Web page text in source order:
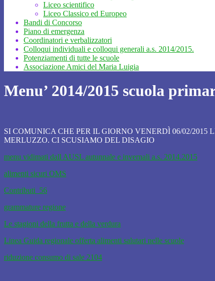
Liceo scientifico
Liceo Classico ed Europeo
Bandi di Concorso
Piano di emergenza
Coordinatori e verbalizzatori
Colloqui individuali e colloqui generali a.s. 2014/2015.
Potenziamenti di tutte le scuole
Associazione Amici del Maria Luigia
Menu’ 2014/2015 scuola
SI COMUNICA CHE PER IL GIORNO VENERDÌ 06/02/
MERLUZZO. CI SCUSIAMO DEL DISAGIO
menu vidimati dall AUSL autunnale e invernali a.s. 2014.2015
alimenti sicuri OMS
Contributi_56
grammature regione
Le stagioni della frutta e della verdura
Linea Guida regionale offerta alimenti salutari nelle scuole
riduzione consumo di sale 2104